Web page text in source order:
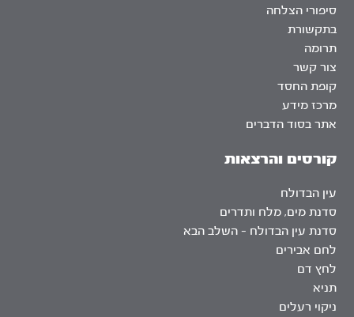
סיפורי הצלחה
בתקשורת
תרומה
צור קשר
קופת החסד
מרכז מידע
אתר בסוד הדברים
קורסים והרצאות
עין הבדולח
סדנת מים, מלח ותדרים
סדנת עין הבדולח – השלב הבא
לחם אבירים
לחץ דם
תניא
ניקוי רעלים